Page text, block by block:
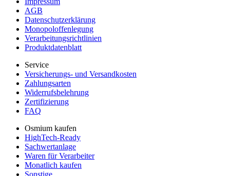
AGB
Datenschutzerklärung
Monopoloffenlegung
Verarbeitungsrichtlinien
Produktdatenblatt
Service
Versicherungs- und Versandkosten
Zahlungsarten
Widerrufsbelehrung
Zertifizierung
FAQ
Osmium kaufen
HighTech-Ready
Sachwertanlage
Waren für Verarbeiter
Monatlich kaufen
Sonstige